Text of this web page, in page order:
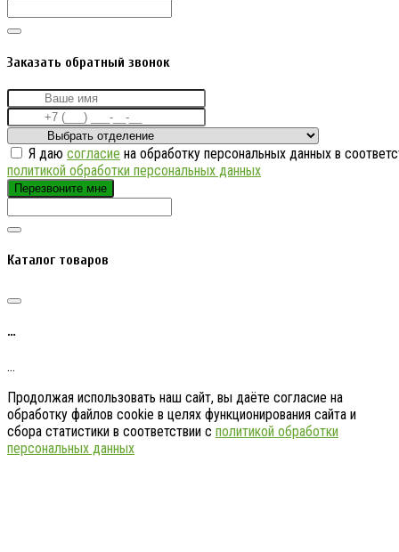
Заказать обратный звонок
Я даю согласие на обработку персональных данных в
политикой обработки персональных данных
Перезвоните мне
Каталог товаров
…
…
Продолжая использовать наш сайт, вы даёте согласие на
обработку файлов cookie в целях функционирования сайта и
сбора статистики в соответствии с политикой обработки
персональных данных